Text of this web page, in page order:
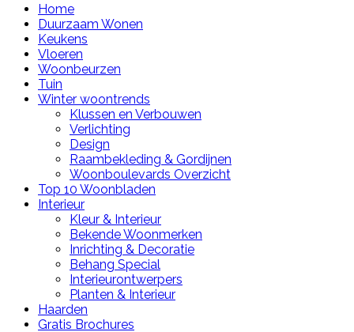
Home
Duurzaam Wonen
Keukens
Vloeren
Woonbeurzen
Tuin
Winter woontrends
Klussen en Verbouwen
Verlichting
Design
Raambekleding & Gordijnen
Woonboulevards Overzicht
Top 10 Woonbladen
Interieur
Kleur & Interieur
Bekende Woonmerken
Inrichting & Decoratie
Behang Special
Interieurontwerpers
Planten & Interieur
Haarden
Gratis Brochures